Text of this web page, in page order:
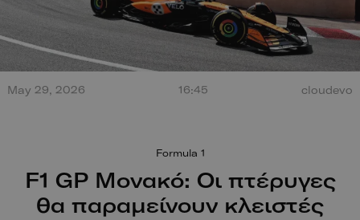
Τεράστια έκρηξη από
περπατώντας!
May 29, 2026 16:45 cloudevo
F1 GP Μονακό: Οι πτέρυγες
θα παραμείνουν κλειστές
Formula 1